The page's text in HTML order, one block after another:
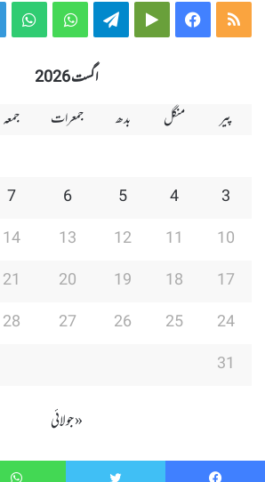
RSS
Facebook
Google
Telegram
اگست 2026
پیر
منگل بدھ جمعرات جمعہ
3
4
5
6
7
10
11
12
13
14
17
18
19
20
21
24
25
26
27
28
31
« جولائی